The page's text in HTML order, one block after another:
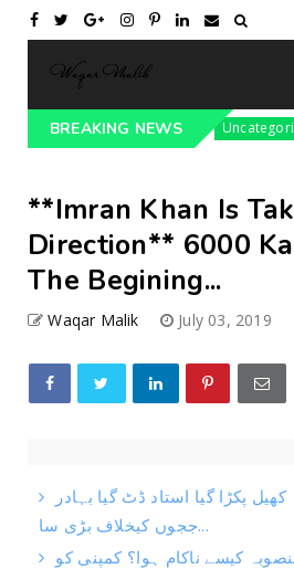
BREAKING NEWS
On India || P...
**Imran Khan Is
Direction** 6000
The Begining...
Waqar Malik July 03, 2019
پکڑا گیا استاد ڈٹ گیا بہادر
ججوں کیخلاف بڑی سا...
کیسے ناکام ہوا؟ کمپنی کو